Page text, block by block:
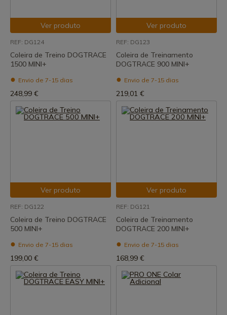
Ver produto
REF: DG124
Coleira de Treino DOGTRACE
1500 MINI+
Envio de 7-15 dias
248,99 €
Ver produto
REF: DG123
Coleira de Treinamento
DOGTRACE 900 MINI+
Envio de 7-15 dias
219,01 €
Ver produto
REF: DG122
Coleira de Treino DOGTRACE
500 MINI+
Envio de 7-15 dias
199,00 €
Ver produto
REF: DG121
Coleira de Treinamento
DOGTRACE 200 MINI+
Envio de 7-15 dias
168,99 €